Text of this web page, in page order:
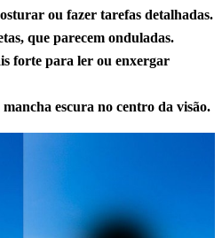
ou fazer tarefas detalhadas.
que parecem onduladas.
forte para ler ou enxergar
escura no centro da visão.